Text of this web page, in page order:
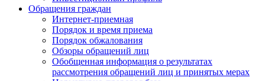
Обращения граждан
Интернет-приемная
Порядок и время приема
Порядок обжалования
Обзоры обращений лиц
Обобщенная информация о результатах
рассмотрения обращений лиц и принятых мерах